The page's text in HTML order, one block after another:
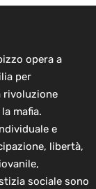
opera a
per
rivoluzione
mafia.
e
libertà,
sociale sono